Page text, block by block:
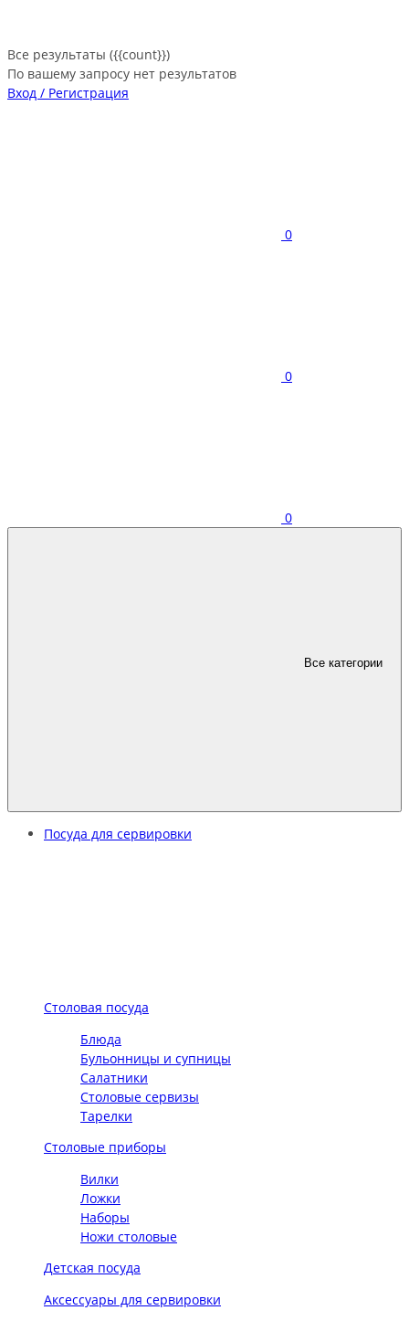
Все результаты ({{count}})
По вашему запросу нет результатов
Вход / Регистрация
0
0
0
Все категории
Посуда для сервировки
Столовая посуда
Блюда
Бульонницы и супницы
Салатники
Столовые сервизы
Тарелки
Столовые приборы
Вилки
Ложки
Наборы
Ножи столовые
Детская посуда
Аксессуары для сервировки